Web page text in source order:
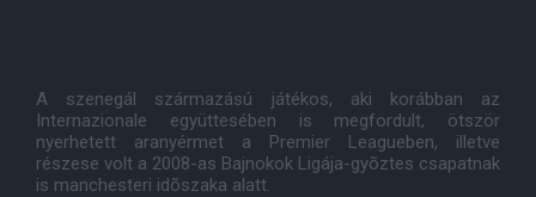
A szenegál származású játékos, aki korábban az
Internazionale együttesében is megfordult, ötször
nyerhetett aranyérmet a Premier Leagueben, illetve
részese volt a 2008-as Bajnokok Ligája-gyõztes csapatnak
is manchesteri idõszaka alatt.